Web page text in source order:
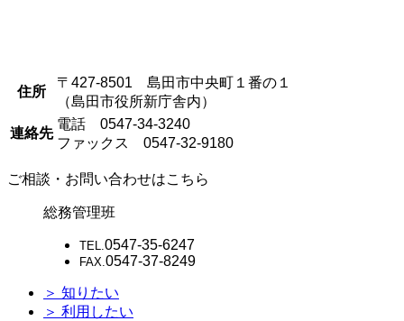
住所
〒427-8501 島田市中央町１番の１
（島田市役所新庁舎内）
連絡先
電話 0547-34-3240
ファックス 0547-32-9180
ご相談・お問い合わせはこちら
総務管理班
TEL. 0547-35-6247
FAX. 0547-37-8249
＞ 知りたい
＞ 利用したい